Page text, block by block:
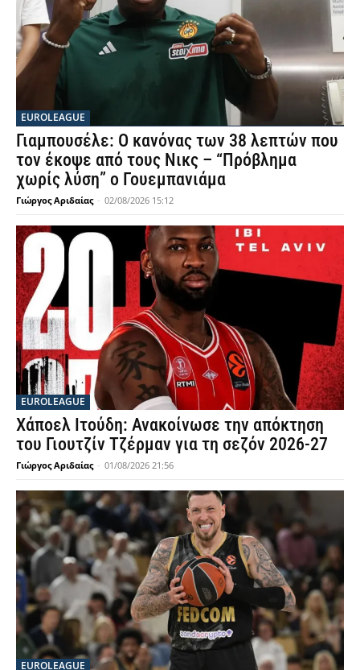
EUROLEAGUE
Γιαμπουσέλε: Ο κανόνας των 38 λεπτών που
τον έκοψε από τους Νικς – “Πρόβλημα
χωρίς λύση” ο Γουεμπανιάμα
Γιώργος Αριδαίας - 02/08/2026 15:12
EUROLEAGUE
Χάποελ Ιτούδη: Ανακοίνωσε την απόκτηση
του Γιουτζίν Τζέρμαν για τη σεζόν 2026-27
Γιώργος Αριδαίας - 01/08/2026 21:56
EUROLEAGUE